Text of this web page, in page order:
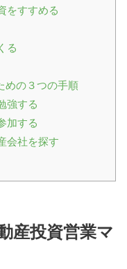
をすすめる
る
めの３つの手順
強する
加する
会社を探す
産投資営業マ